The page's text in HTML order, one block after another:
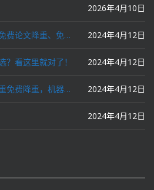
2026年4月10日
免费论文查重、免费查重、免费论文降重、免费降重、智能降重、一键降重、降低AIGC写作率、AI写论文，这些名词你了解吗？ 2024年4月12日
看这里就对了！ 2024年4月12日
论文查重免费查重，论文降重免费降重，机器降重，人工降重，降低AIGC写作率，ai写论文，都要选论文狗和paperdog以及文思慧达！ 2024年4月12日
2024年4月12日